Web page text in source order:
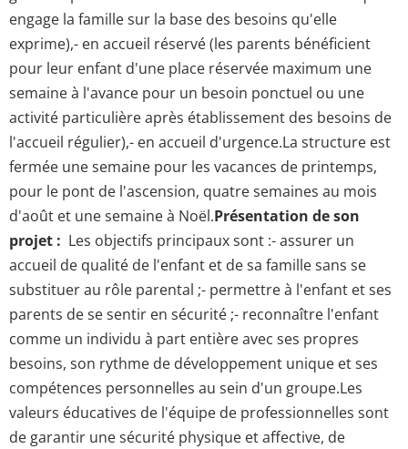
engage la famille sur la base des besoins qu'elle
exprime),- en accueil réservé (les parents bénéficient
pour leur enfant d'une place réservée maximum une
semaine à l'avance pour un besoin ponctuel ou une
activité particulière après établissement des besoins de
l'accueil régulier),- en accueil d'urgence.La structure est
fermée une semaine pour les vacances de printemps,
pour le pont de l'ascension, quatre semaines au mois
d'août et une semaine à Noël.Présentation de son
projet : Les objectifs principaux sont :- assurer un
accueil de qualité de l'enfant et de sa famille sans se
substituer au rôle parental ;- permettre à l'enfant et ses
parents de se sentir en sécurité ;- reconnaître l'enfant
comme un individu à part entière avec ses propres
besoins, son rythme de développement unique et ses
compétences personnelles au sein d'un groupe.Les
valeurs éducatives de l'équipe de professionnelles sont
de garantir une sécurité physique et affective, de